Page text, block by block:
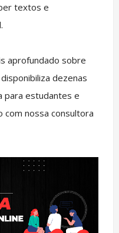
textos e
aprofundado sobre
dezenas
para estudantes e
nossa consultora